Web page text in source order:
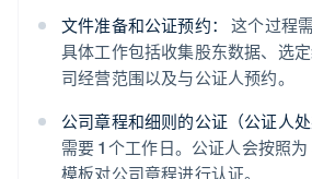
文件准备和公证预约：
这个过程
具体工作包括收集股东数据、选
司经营范围以及与公证人预约。
公司章程和细则的公证（公证人处
需要 1 个工作日。公证人会按照
模板对公司章程进行认证。